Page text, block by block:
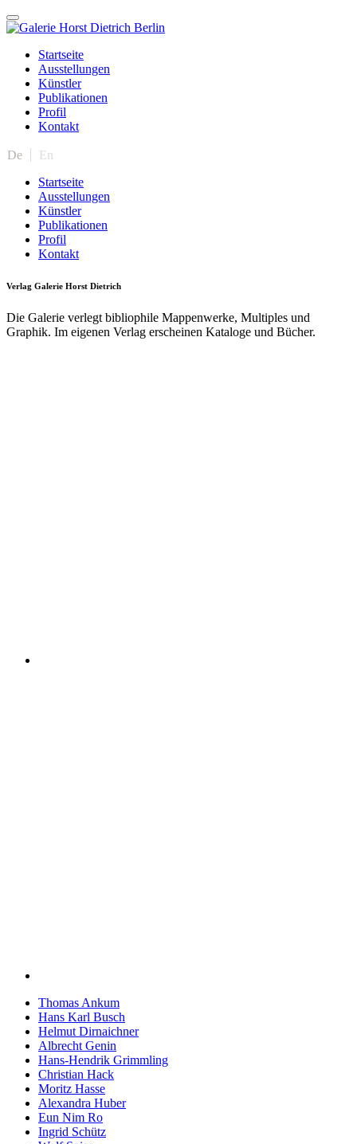
Startseite
Ausstellungen
Künstler
Publikationen
Profil
Kontakt
De
En
Startseite
Ausstellungen
Künstler
Publikationen
Profil
Kontakt
Verlag Galerie Horst Dietrich
Die Galerie verlegt bibliophile Mappenwerke, Multiples und
Graphik. Im eigenen Verlag erscheinen Kataloge und Bücher.
Thomas Ankum
Hans Karl Busch
Helmut Dirnaichner
Albrecht Genin
Hans-Hendrik Grimmling
Christian Hack
Moritz Hasse
Alexandra Huber
Eun Nim Ro
Ingrid Schütz